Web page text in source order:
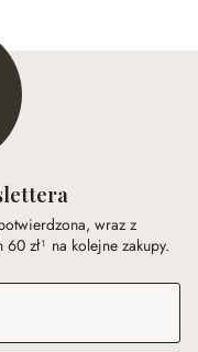
wraz z
zł¹ na kolejne zakupy.